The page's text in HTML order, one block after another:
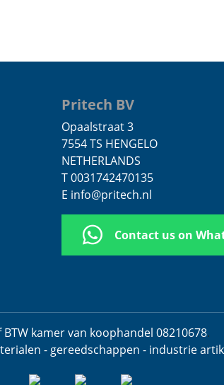
Pritech BV
Opaalstraat 3
7554 TS HENGELO
NETHERLANDS
T 0031742470135
E info@pritech.nl
Contact us on
kamer van koophandel 08210678.
- gereedschappen - industrie